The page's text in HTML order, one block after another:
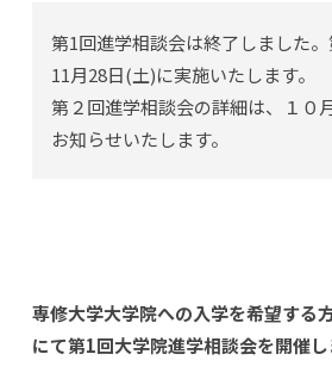
第1回進学相談会は終了しました
11月28日(土)に実施いたします。
第２回進学相談会の詳細は、１０
お知らせいたします。
専修大学大学院への入学を希望する
にて第1回大学院進学相談会を開催し